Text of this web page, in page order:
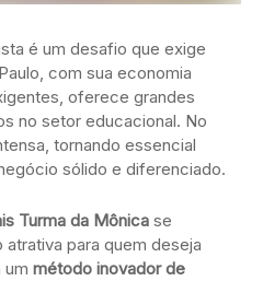
é um desafio que exige
com sua economia
oferece grandes
no setor educacional. No
tornando essencial
sólido e diferenciado.
Turma da Mônica se
para quem deseja
um método inovador de